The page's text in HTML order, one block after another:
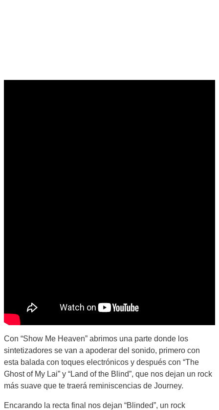
Con “Show Me Heaven” abrimos una parte donde los
sintetizadores se van a apoderar del sonido, primero con
esta balada con toques electrónicos y después con “The
Ghost of My Lai” y “Land of the Blind”, que nos dejan un rock
más suave que te traerá reminiscencias de Journey.
Encarando la recta final nos dejan “Blinded”, un rock